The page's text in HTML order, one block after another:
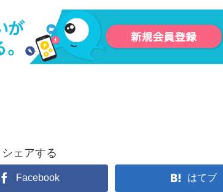
シェアする
Facebook はてブ